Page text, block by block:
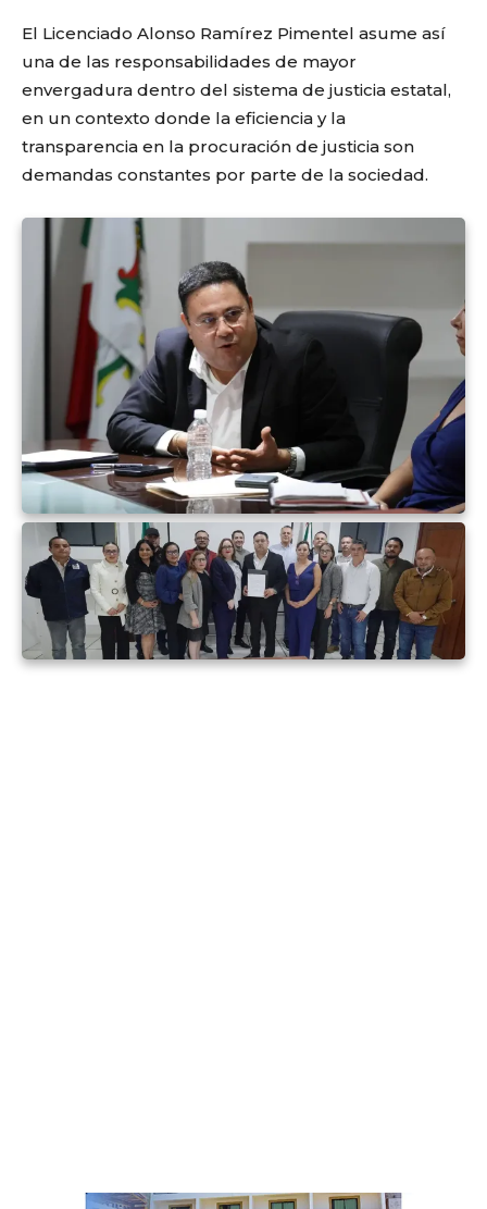
El Licenciado Alonso Ramírez Pimentel asume así
una de las responsabilidades de mayor
envergadura dentro del sistema de justicia estatal,
en un contexto donde la eficiencia y la
transparencia en la procuración de justicia son
demandas constantes por parte de la sociedad.